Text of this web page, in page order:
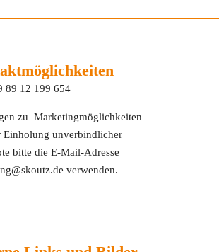
89 12 199 654
zu Marketingmöglichkeiten
Einholung unverbindlicher
bitte die E-Mail-Adresse
verwenden.